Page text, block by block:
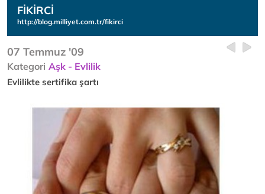
FİKİRCİ
http://blog.milliyet.com.tr/fikirci
07 Temmuz '09
Kategori Aşk - Evlilik
Evlilikte sertifika şartı